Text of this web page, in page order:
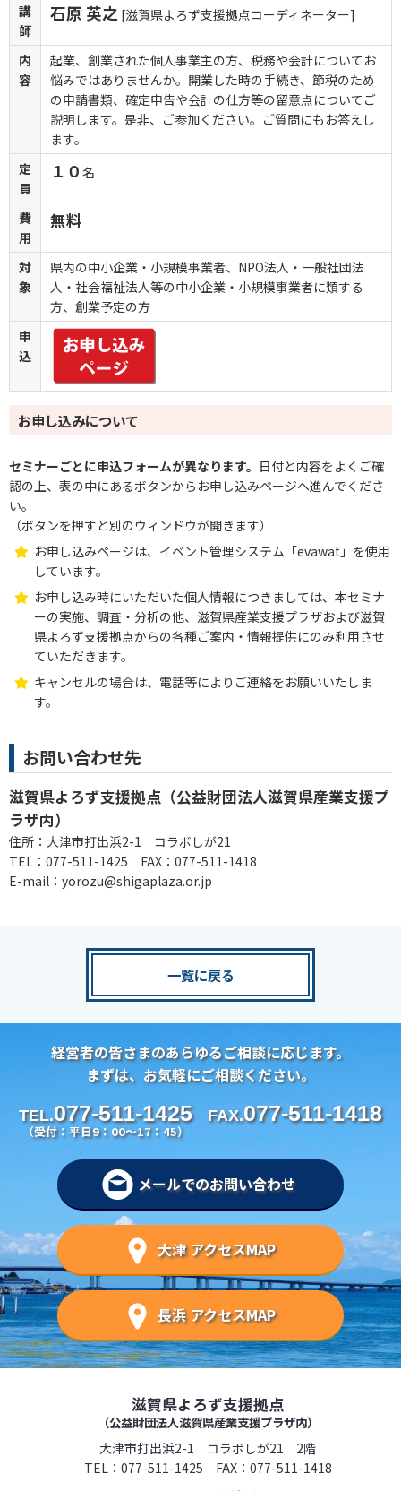
講
師
石原 英之 [滋賀県よろず支援拠点コーディネーター]
内
容
起業、創業された個人事業主の方、税務や会計についてお
悩みではありませんか。開業した時の手続き、節税のため
の申請書類、確定申告や会計の仕方等の留意点についてご
説明します。是非、ご参加ください。ご質問にもお答えし
ます。
定
員
１０ 名
費
用
無料
対
象
県内の中小企業・小規模事業者、NPO法人・一般社団法
人・社会福祉法人等の中小企業・小規模事業者に類する
方、創業予定の方
申
込
お申し込みについて
セミナーごとに申込フォームが異なります。 日付と内容をよくご確
認の上、表の中にあるボタンからお申し込みページへ進んでくださ
い。
（ボタンを押すと別のウィンドウが開きます）
お申し込みページは、イベント管理システム「evawat」を使用
しています。
お申し込み時にいただいた個人情報につきましては、本セミナ
ーの実施、調査・分析の他、滋賀県産業支援プラザおよび滋賀
県よろず支援拠点からの各種ご案内・情報提供にのみ利用させ
ていただきます。
キャンセルの場合は、電話等によりご連絡をお願いいたしま
す。
お問い合わせ先
滋賀県よろず支援拠点（公益財団法人滋賀県産業支援プ
ラザ内）
住所：大津市打出浜2-1 コラボしが21
TEL：077-511-1425 FAX：077-511-1418
E-mail：yorozu@shigaplaza.or.jp
一覧に戻る
経営者の皆さまのあらゆるご相談に応じます。
まずは、お気軽にご相談ください。
TEL.077-511-1425
（受付：平日9：00～17：45）
FAX.077-511-1418
メールでのお問い合わせ
大津 アクセスMAP
長浜 アクセスMAP
滋賀県よろず支援拠点
（公益財団法人滋賀県産業支援プラザ内）
大津市打出浜2-1 コラボしが21 2階
TEL： 077-511-1425 FAX：077-511-1418